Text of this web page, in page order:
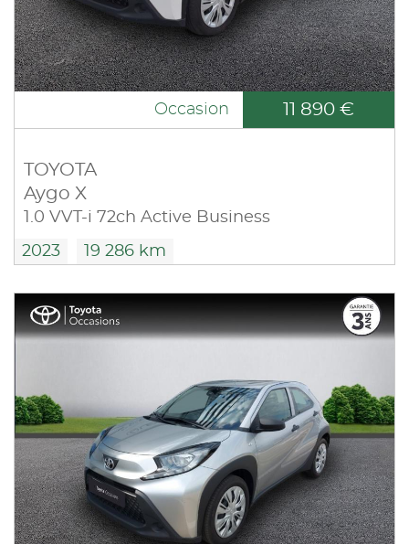
Occasion 11 890 €
TOYOTA
Aygo X
1.0 VVT-i 72ch Active Business
2023 19 286 km